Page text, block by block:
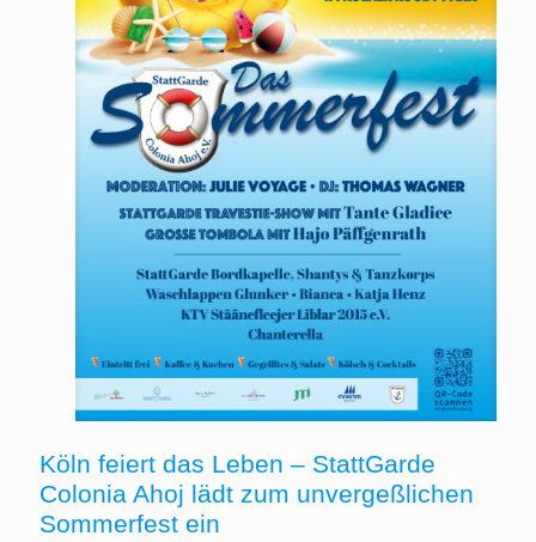
Köln feiert das Leben – StattGarde
Colonia Ahoj lädt zum unvergeßlichen
Sommerfest ein